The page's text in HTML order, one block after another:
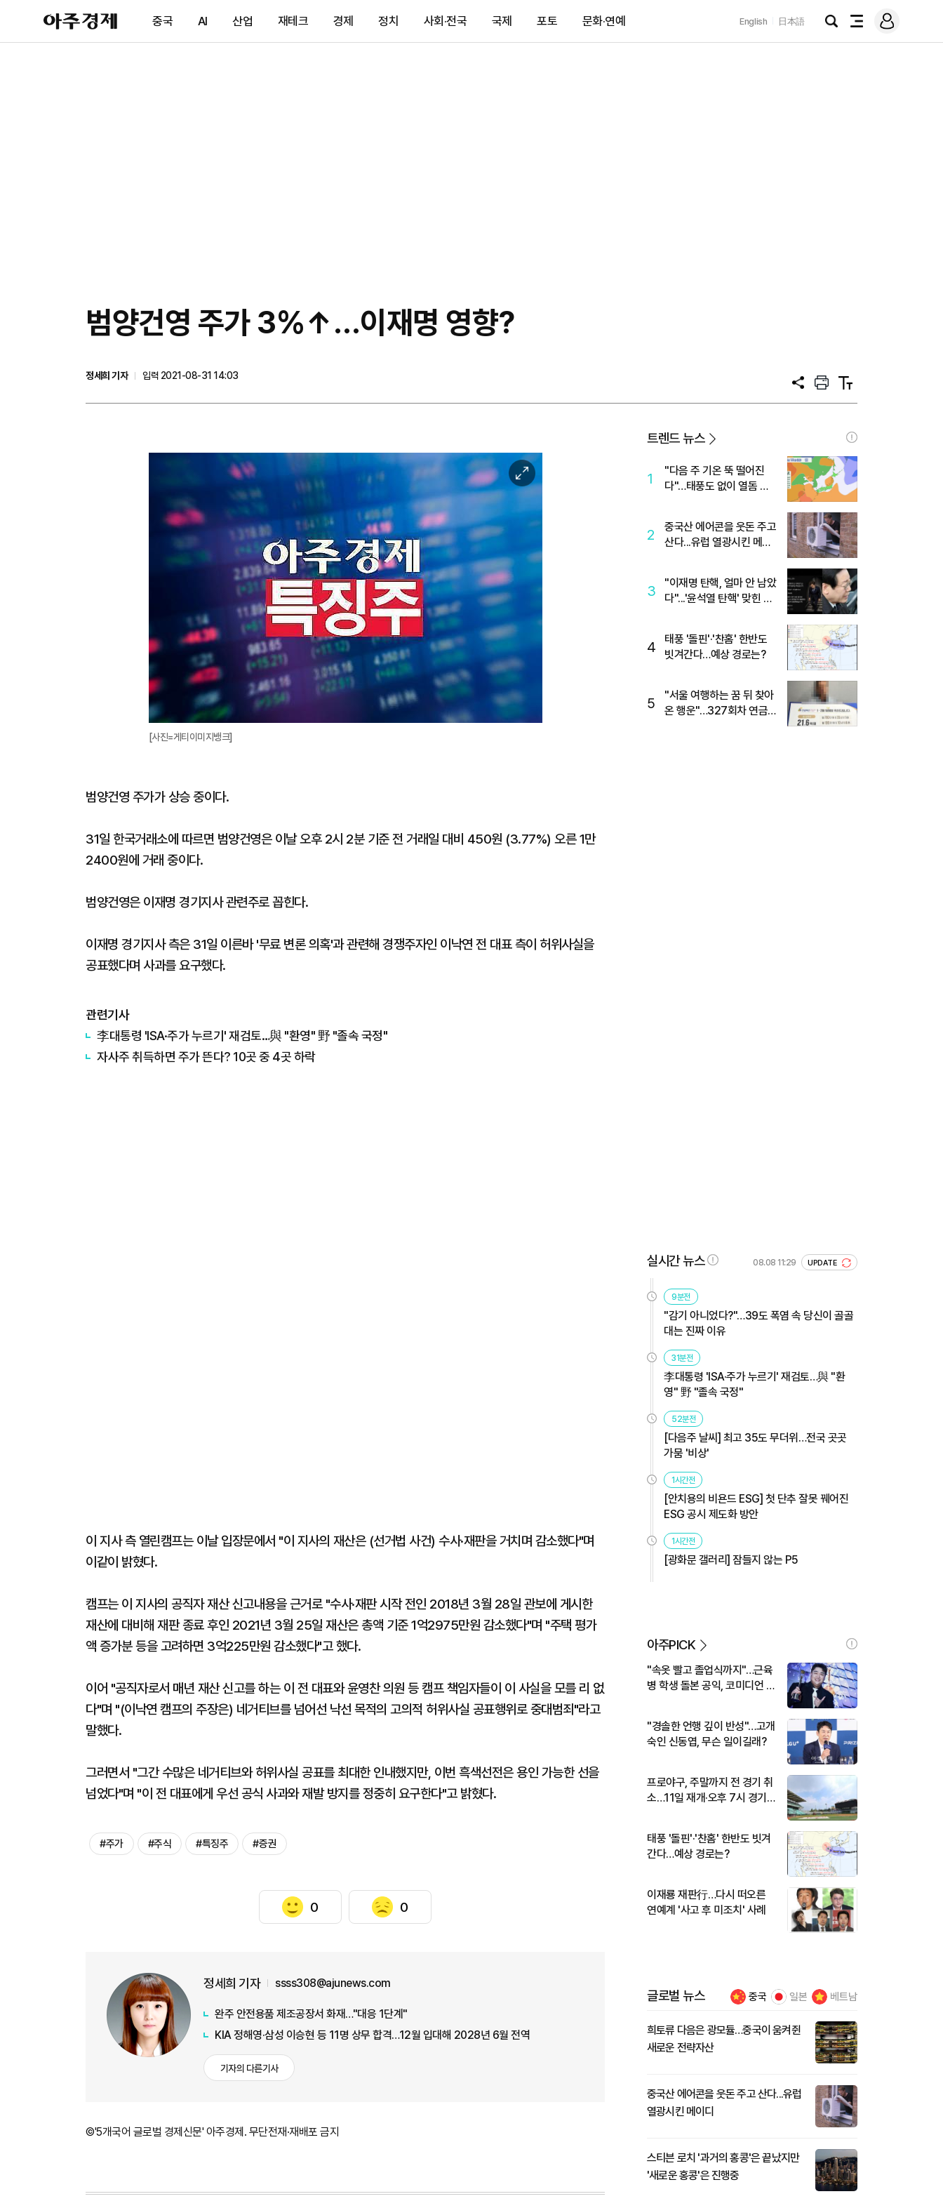
아
주
제
중국 AI 산업 재테크 경제 정치 사회·전국 국제 포토 문화·연예 English 日本語
검
전
메
그
범양건영 주가 3%↑…이재명 영향?
정세희 기자
입력 2021-08-31 14:03
공
프
트
텍
트
이
미
지
대
[사진=게티이미지뱅크]
범양건영 주가가 상승 중이다.
31일 한국거래소에 따르면 범양건영은 이날 오후 2시 2분 기준 전 거래일 대비 450원 (3.77%) 오른 1만
2400원에 거래 중이다.
범양건영은 이재명 경기지사 관련주로 꼽힌다.
이재명 경기지사 측은 31일 이른바 '무료 변론 의혹'과 관련해 경쟁주자인 이낙연 전 대표 측이 허위사실을
공표했다며 사과를 요구했다.
관련기사
李대통령 'ISA·주가 누르기' 재검토…與 "환영" 野 "졸속 국정"
자사주 취득하면 주가 뜬다? 10곳 중 4곳 하락
이 지사 측 열린캠프는 이날 입장문에서 "이 지사의 재산은 (선거법 사건) 수사·재판을 거치며 감소했다"며
이같이 밝혔다.
캠프는 이 지사의 공직자 재산 신고내용을 근거로 "수사·재판 시작 전인 2018년 3월 28일 관보에 게시한
재산에 대비해 재판 종료 후인 2021년 3월 25일 재산은 총액 기준 1억2975만원 감소했다"며 "주택 평가
액 증가분 등을 고려하면 3억225만원 감소했다"고 했다.
이어 "공직자로서 매년 재산 신고를 하는 이 전 대표와 윤영찬 의원 등 캠프 책임자들이 이 사실을 모를 리 없
다"며 "(이낙연 캠프의 주장은) 네거티브를 넘어선 낙선 목적의 고의적 허위사실 공표행위로 중대범죄"라고
말했다.
그러면서 "그간 수많은 네거티브와 허위사실 공표를 최대한 인내했지만, 이번 흑색선전은 용인 가능한 선을
넘었다"며 "이 전 대표에게 우선 공식 사과와 재발 방지를 정중히 요구한다"고 밝혔다.
#주가 #주식 #특징주 #증권
0 0
정세희 기자 ssss308@ajunews.com
완주 안전용품 제조공장서 화재…"대응 1단계"
KIA 정해영·삼성 이승현 등 11명 상무 합격…12월 입대해 2028년 6월 전역
기자의 다른기사
©'5개국어 글로벌 경제신문' 아주경제. 무단전재·재배포 금지
트렌드 뉴스
1
"다음 주 기온 뚝 떨어진
다"…태풍도 없이 열돔 박
2
중국산 에어콘을 웃돈 주고
산다...유럽 열광시킨 메이
3
"이재명 탄핵, 얼마 안 남았
다"...'윤석열 탄핵' 맞힌 무
4
태풍 '돌핀'·'찬홈' 한반도
빗겨간다…예상 경로는?
5
"서울 여행하는 꿈 뒤 찾아
온 행운"…327회차 연금
실시간 뉴스 08.08 11:29 UPDATE
9분전
"감기 아니었다?"…39도 폭염 속 당신이 골골
대는 진짜 이유
31분전
李대통령 'ISA·주가 누르기' 재검토…與 "환
영" 野 "졸속 국정"
52분전
[다음주 날씨] 최고 35도 무더위…전국 곳곳
가뭄 '비상'
1시간전
[안치용의 비욘드 ESG] 첫 단추 잘못 꿰어진
ESG 공시 제도화 방안
1시간전
[광화문 갤러리] 잠들지 않는 P5
아주PICK
"속옷 빨고 졸업식까지"…근육
병 학생 돌본 공익, 코미디언 김
"경솔한 언행 깊이 반성"…고개
숙인 신동엽, 무슨 일이길래?
프로야구, 주말까지 전 경기 취
소…11일 재개·오후 7시 경기
태풍 '돌핀'·'찬홈' 한반도 빗겨
간다…예상 경로는?
이재룡 재판行…다시 떠오른
연예계 '사고 후 미조치' 사례
글로벌 뉴스 중국 일본 베트남
희토류 다음은 광모듈…중국이 움켜쥔
새로운 전략자산
중국산 에어콘을 웃돈 주고 산다...유럽
열광시킨 메이디
스티븐 로치 '과거의 홍콩'은 끝났지만
'새로운 홍콩'은 진행중